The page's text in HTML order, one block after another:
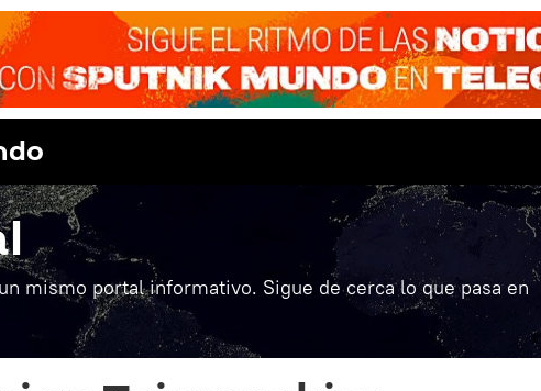
mismo portal informativo. Sigue de cerca lo que pasa en